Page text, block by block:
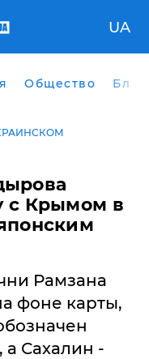
UA
Общество
с Крымом в
Рамзана
фоне карты,
Сахалин -